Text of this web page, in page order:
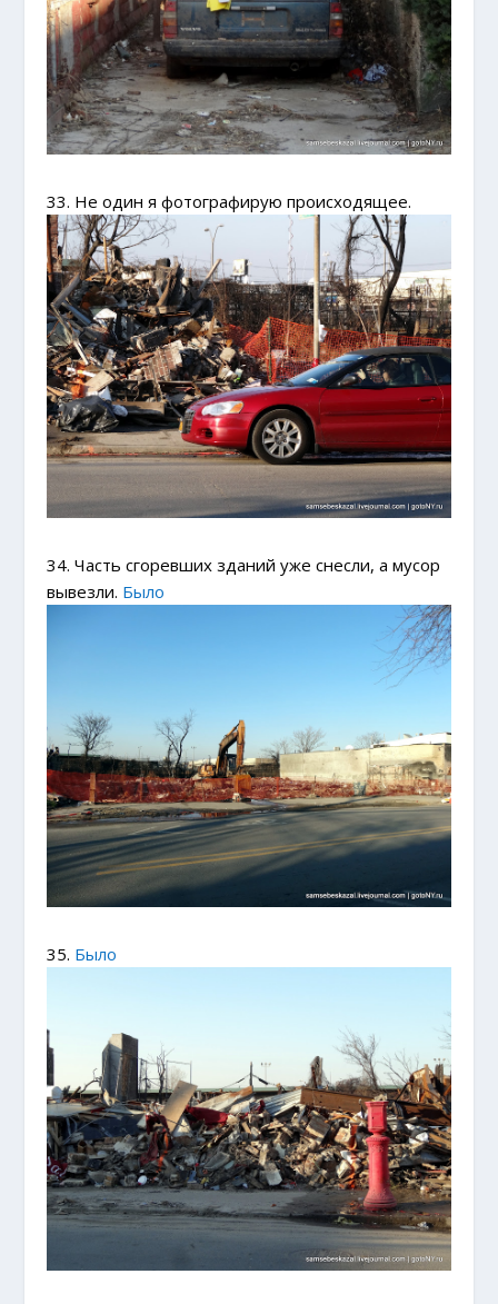
33. Не один я фотографирую происходящее.
34. Часть сгоревших зданий уже снесли, а мусор
вывезли. Было
35. Было